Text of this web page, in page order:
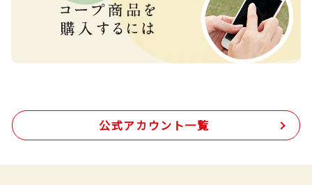
公式アカウント一覧